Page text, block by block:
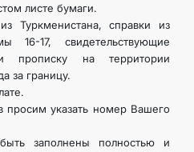
листе бумаги.
Туркменистана, справки из
16-17, свидетельствующие
на территории
за границу.
просим указать номер Вашего
заполнены полностью и